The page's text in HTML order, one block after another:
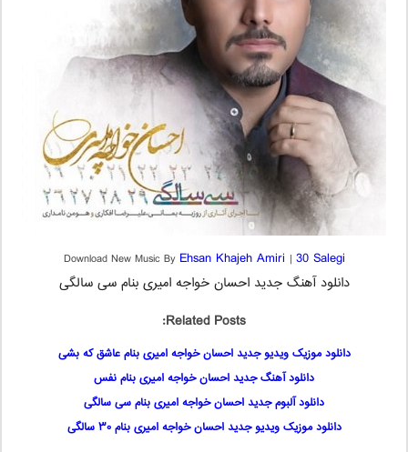
Download New Music By Ehsan Khajeh Amiri | 30 Salegi
دانلود آهنگ جدید احسان خواجه امیری بنام سی سالگی
Related Posts:
دانلود موزیک ویدیو جدید احسان خواجه امیری بنام عاشق که بشی
دانلود آهنگ جدید احسان خواجه امیری بنام نفس
دانلود آلبوم جدید احسان خواجه امیری بنام سی سالگی
دانلود موزیک ویدیو جدید احسان خواجه امیری بنام ۳۰ سالگی